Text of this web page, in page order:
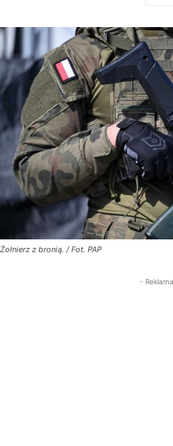
Żołnierz z bronią. / Fot. PAP
-